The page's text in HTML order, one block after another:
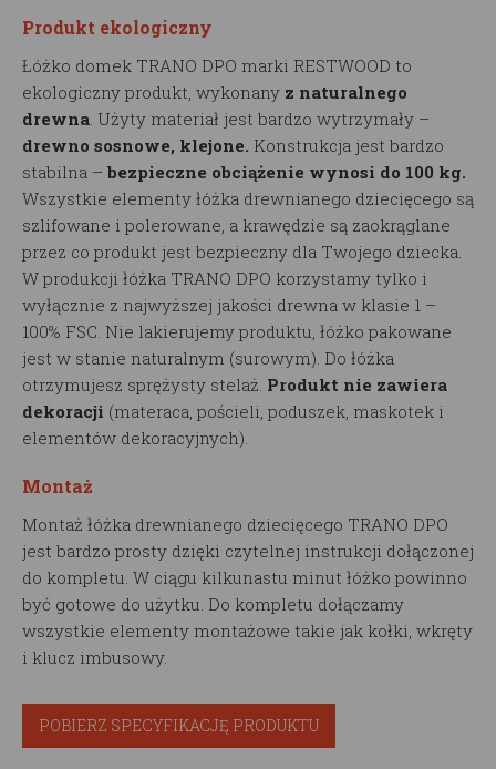
Produkt ekologiczny
Łóżko domek TRANO DPO marki RESTWOOD to
ekologiczny produkt, wykonany z naturalnego
drewna. Użyty materiał jest bardzo wytrzymały –
drewno sosnowe, klejone. Konstrukcja jest bardzo
stabilna – bezpieczne obciążenie wynosi do 100 kg.
Wszystkie elementy łóżka drewnianego dziecięcego są
szlifowane i polerowane, a krawędzie są zaokrąglane
przez co produkt jest bezpieczny dla Twojego dziecka.
W produkcji łóżka TRANO DPO korzystamy tylko i
wyłącznie z najwyższej jakości drewna w klasie 1 –
100% FSC. Nie lakierujemy produktu, łóżko pakowane
jest w stanie naturalnym (surowym). Do łóżka
otrzymujesz sprężysty stelaż. Produkt nie zawiera
dekoracji (materaca, pościeli, poduszek, maskotek i
elementów dekoracyjnych).
Montaż
Montaż łóżka drewnianego dziecięcego TRANO DPO
jest bardzo prosty dzięki czytelnej instrukcji dołączonej
do kompletu. W ciągu kilkunastu minut łóżko powinno
być gotowe do użytku. Do kompletu dołączamy
wszystkie elementy montażowe takie jak kołki, wkręty
i klucz imbusowy.
POBIERZ SPECYFIKACJĘ PRODUKTU